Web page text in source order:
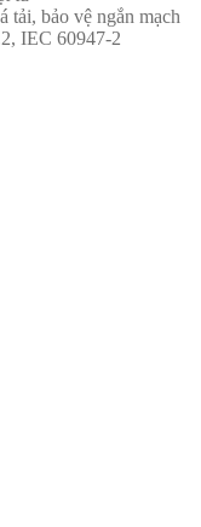
tải, bảo vệ ngắn mạch
IEC 60947-2